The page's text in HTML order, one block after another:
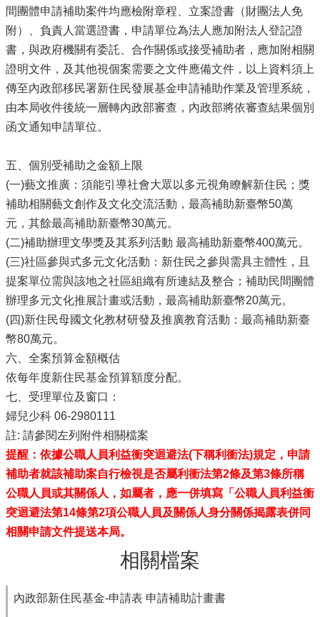
間團體申請補助案件均應檢附章程、立案證書（財團法人免
附）、負責人當選證書，申請單位為法人應加附法人登記證
書，與政府機關有委託、合作關係或接受補助者，應加附相關
證明文件，及其他視個案需要之文件應備文件，以上資料須上
傳至內政部移民署新住民發展基金申請補助作業及管理系統，
由本局收件後統一層轉內政部審查，內政部將依審查結果個別
函文通知申請單位。
五、個別受補助之金額上限
(一)藝文推廣：須能引導社會大眾以多元視角瞭解新住民；獎
補助相關藝文創作及文化交流活動，最高補助新臺幣50萬
元，其餘最高補助新臺幣30萬元。
(二)補助辦理文學獎及其系列活動 最高補助新臺幣400萬元。
(三)社區參與式多元文化活動：新住民之參與需具主體性，且
提案單位需與該地之社區組織有所連結及整合；補助民間團體
辦理多元文化推展計畫或活動，最高補助新臺幣20萬元。
(四)新住民母國文化教材研發及推廣教育活動：最高補助新臺
幣80萬元。
六、全案預算金額概估
依每年度新住民基金預算額度分配。
七、受理單位及窗口：
婦兒少科 06-2980111
註: 請參閱左列附件相關檔案
提醒：依據公職人員利益衝突迴避法(下稱利衝法)規定，申請
補助者就該補助案自行檢視是否屬利衝法第2條及第3條所稱
公職人員或其關係人，如屬者，應一併填寫「公職人員利益衝
突迴避法第14條第2項公職人員及關係人身分關係揭露表併同
相關申請文件提送本局。
相關檔案
內政部新住民基金-申請表 申請補助計畫書